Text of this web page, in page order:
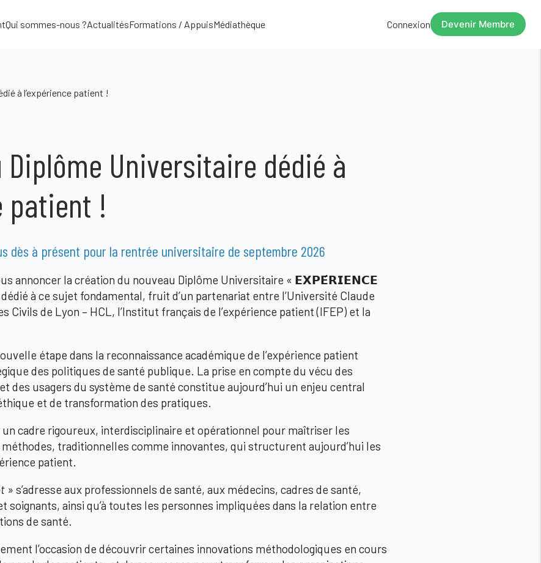
Qui sommes-nous ?ActualitésFormations / AppuisMédiathèque Connexion Devenir Membre
à l’expérience patient !
Diplôme Universitaire dédié à
patient !
dès à présent pour la rentrée universitaire de septembre 2026
annoncer la création du nouveau Diplôme Universitaire « 𝗘𝗫𝗣𝗘́𝗥𝗜𝗘𝗡𝗖𝗘
à ce sujet fondamental, fruit d’un partenariat entre l’Université Claude
Civils de Lyon – HCL, l’Institut français de l’expérience patient (IFEP) et la
étape dans la reconnaissance académique de l’expérience patient
des politiques de santé publique. La prise en compte du vécu des
des usagers du système de santé constitue aujourd’hui un enjeu central
et de transformation des pratiques.
cadre rigoureux, interdisciplinaire et opérationnel pour maîtriser les
traditionnelles comme innovantes, qui structurent aujourd’hui les
patient.
» s’adresse aux professionnels de santé, aux médecins, cadres de santé,
soignants, ainsi qu’à toutes les personnes impliquées dans la relation entre
de santé.
l’occasion de découvrir certaines innovations méthodologiques en cours